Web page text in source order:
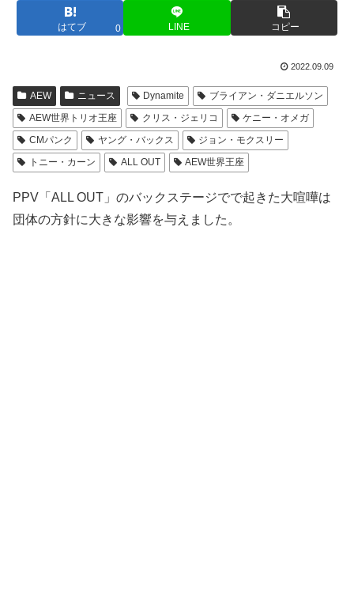
はてブ 0 LINE コピー
2022.09.09
AEW ニュース Dynamite
ブライアン・ダニエルソン
AEW世界トリオ王座
クリス・ジェリコ
ケニー・オメガ
CMパンク
ヤング・バックス
ジョン・モクスリー
トニー・カーン
ALL OUT AEW世界王座
PPV「ALL OUT」のバックステージでで起きた大喧嘩は
団体の方針に大きな影響を与えました。